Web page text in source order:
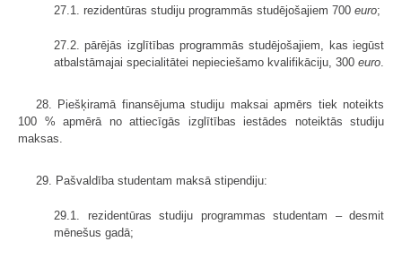
27.1. rezidentūras studiju programmās studējošajiem 700 euro;
27.2. pārējās izglītības programmās studējošajiem, kas iegūst
atbalstāmajai specialitātei nepieciešamo kvalifikāciju, 300 euro
28. Piešķiramā finansējuma studiju maksai apmērs tiek noteikts
100 % apmērā no attiecīgās izglītības iestādes noteiktās studiju
maksas.
29. Pašvaldība studentam maksā stipendiju:
29.1. rezidentūras studiju programmas studentam – desmit
mēnešus gadā;